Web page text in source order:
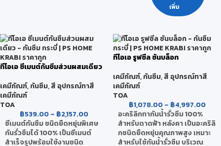
เพิ่ม
ทีโอเอ ซีเมนต์กันซึมส่วนผสมเดียว
เคมีภัณฑ์,กันซึม,สี อุปกรณ์ทาสี
เคมีภัณฑ์
TOA
฿539.00– ฿2,157.00
ซีเมนต์กันซึม ชนิดยืดหยุ่นพิเศษ
กันรั่วซึมได้ 100% เป็นซีเมนต์
สำเร็จรูปพร้อมใช้งานชนิด
ทีโอเอ รูฟซีล ซันบล็อก
เคมีภัณฑ์,กันซึม,สี อุปกรณ์ทาสี
เคมีภัณฑ์
TOA
฿1,078.00 – ฿4,997.00
อะคริลิกทากันน้ำรั่วซึม 100%
สำหรับดาดฟ้า หลังคา เป็นอะคริลิ
กชนิดยืดหยุ่นคุณภาพสูง เหมาะ
สำหรับใช้กันน้ำรั่วซึม บริเวณ